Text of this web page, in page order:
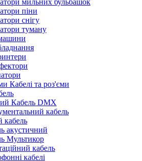
мильних бульбашок
піни
снігу
туману
Кабелі та роз'єми
Кабель DMX
кабель
кабель
акустичний
Мультикор
кабель
кабелі